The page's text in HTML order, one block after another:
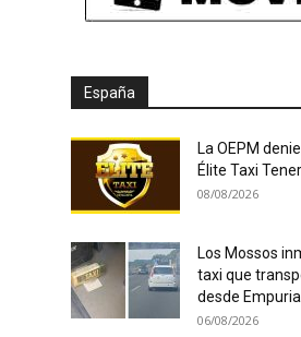
España
La OEPM
Élite Taxi
08/08/2026
Los Mossos
taxi que
desde
06/08/2026